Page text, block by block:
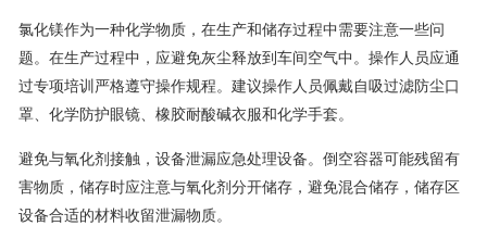
氯化镁作为一种化学物质，在生产和储存过程中需要注意一些问
题。在生产过程中，应避免灰尘释放到车间空气中。操作人员应通
过专项培训严格遵守操作规程。建议操作人员佩戴自吸过滤防尘口
罩、化学防护眼镜、橡胶耐酸碱衣服和化学手套。
避免与氧化剂接触，设备泄漏应急处理设备。倒空容器可能残留有
害物质，储存时应注意与氧化剂分开储存，避免混合储存，储存区
设备合适的材料收留泄漏物质。